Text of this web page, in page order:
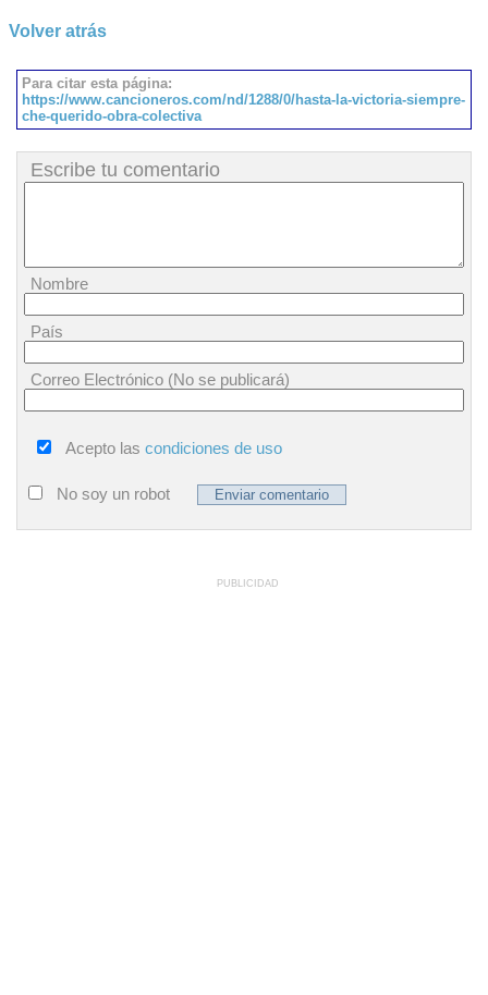
Volver atrás
Para citar esta página:
https://www.cancioneros.com/nd/1288/0/hasta-la-victoria-siempre-
che-querido-obra-colectiva
Escribe tu comentario
Nombre
País
Correo Electrónico (No se publicará)
Acepto las condiciones de uso
No soy un robot
PUBLICIDAD